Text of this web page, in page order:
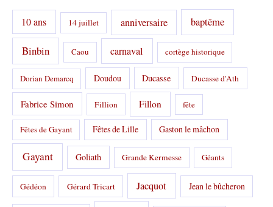
r
e
10 ans 14 juillet anniversaire baptême
Binbin Caou carnaval cortège historique
Dorian Demarcq Doudou Ducasse Ducasse d'Ath
Fabrice Simon Fillion Fillon fête
Fêtes de Gayant Fêtes de Lille Gaston le mâchon
Gayant Goliath Grande Kermesse Géants
Gédéon Gérard Tricart Jacquot Jean le bûcheron